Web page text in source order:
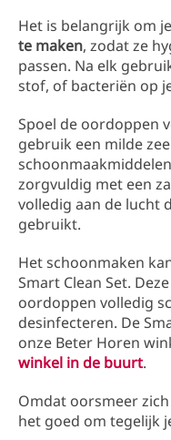
Het is belangrijk om
te maken, zodat ze
passen. Na elk
stof, of bacteriën op
Spoel de oordoppen
gebruik een milde
zorgvuldig met een
volledig aan de lucht
gebruikt.
Het schoonmaken
Smart Clean Set.
oordoppen volledig
desinfecteren. De
onze Beter Horen
winkel in de buurt.
Omdat oorsmeer
het goed om tegelijk